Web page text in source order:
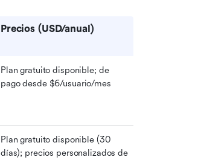
Precios (USD/anual)
Plan gratuito disponible; de
pago desde $6/usuario/mes
Plan gratuito disponible (30
días); precios personalizados de